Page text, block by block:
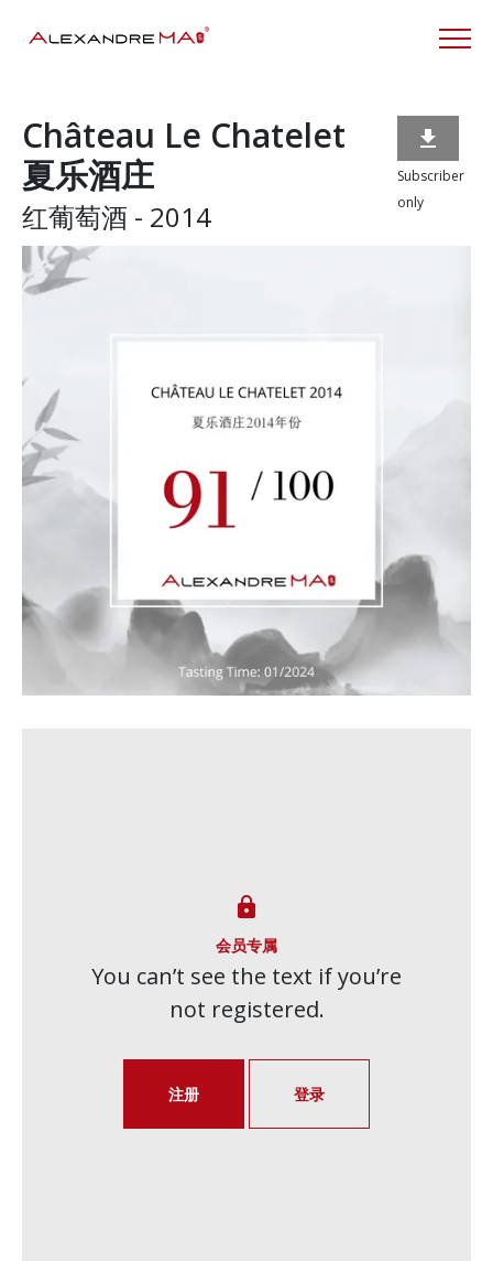
Château Le Chatelet
夏乐酒庄
红葡萄酒 - 2014

Subscriber
only

会员专属
You can’t see the text if you’re
not registered.
注册 登录